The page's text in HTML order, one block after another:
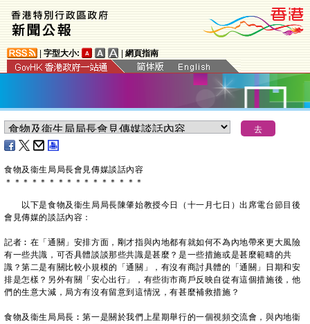
字型大小: 網頁指南
食物及衞生局局長會見傳媒談話內容
＊ ＊ ＊ ＊ ＊ ＊ ＊ ＊ ＊ ＊ ＊ ＊ ＊ ＊ ＊ ＊
以下是食物及衞生局局長陳肇始教授今日（十一月七日）出席電台節目後
會見傳媒的談話內容：
記者︰在「通關」安排方面，剛才指與內地都有就如何不為內地帶來更大風險
有一些共識，可否具體談談那些共識是甚麼？是一些措施或是甚麼範疇的共
識？第二是有關比較小規模的「通關」，有沒有商討具體的「通關」日期和安
排是怎樣？另外有關「安心出行」，有些街市商戶反映自從有這個措施後，他
們的生意大減，局方有沒有留意到這情況，有甚麼補救措施？
食物及衞生局局長︰第一是關於我們上星期舉行的一個視頻交流會，與內地衞